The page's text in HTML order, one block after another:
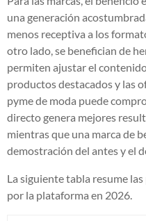
una generación
menos receptiva a los
otro lado, se benefician de
permiten ajustar el
productos destacados y las
pyme de moda puede
directo genera mejores
mientras que una marca de
demostración del antes y el
La siguiente tabla resume
por la plataforma en 2026.